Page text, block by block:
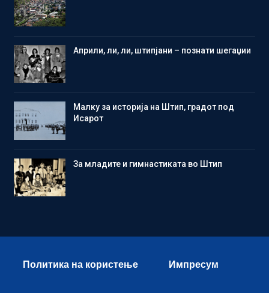
Aприли, ли, ли, штипјани – познати шегаџии
Малку за историја на Штип, градот под
Исарот
Зa младите и гимнастиката во Штип
Политика на користење Импресум